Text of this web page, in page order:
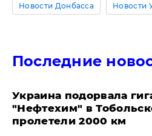
Новости Донбасса Новости
Последние
Украина подорвала
"Нефтехим" в
пролетели 2000 км